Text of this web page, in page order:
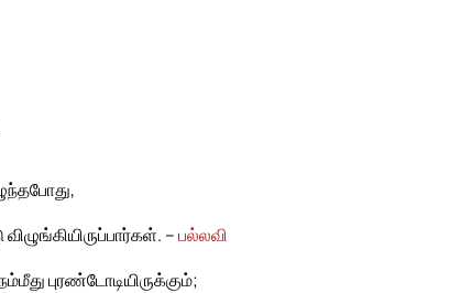
–பல்லவி
புரண்டோடியிருக்கும்;